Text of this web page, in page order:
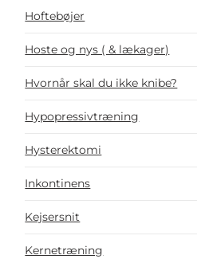
Hoftebøjer
Hoste og nys ( & lækager)
Hvornår skal du ikke knibe?
Hypopressivtræning
Hysterektomi
Inkontinens
Kejsersnit
Kernetræning